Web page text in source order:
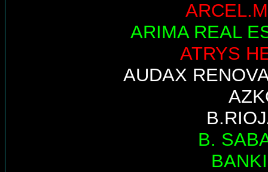
ARIMA REAL
ATRYS
AUDAX
B.